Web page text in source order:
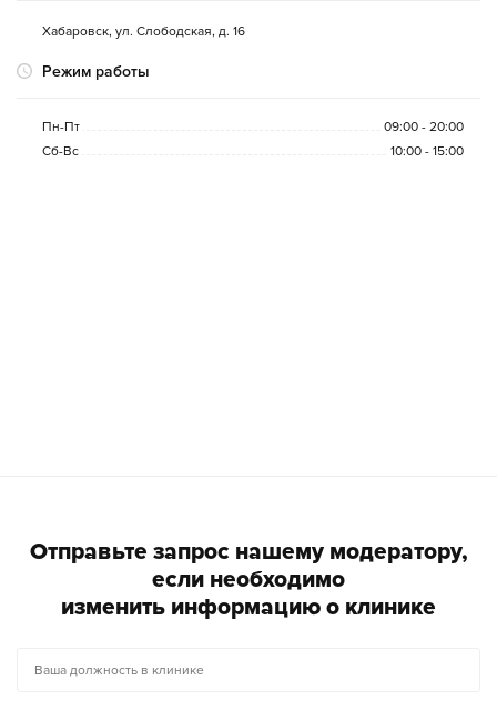
Хабаровск, ул. Слободская, д. 16
Режим работы
Пн-Пт
09:00 - 20:00
Сб-Вс
10:00 - 15:00
Отправьте запрос нашему модератору,
если необходимо
изменить информацию о клинике